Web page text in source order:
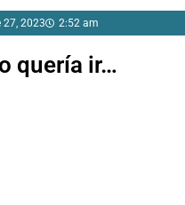
27, 2023 2:52 am
quería ir…